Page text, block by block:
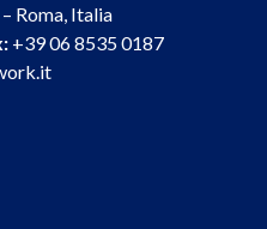
Roma, Italia
+39 06 8535 0187